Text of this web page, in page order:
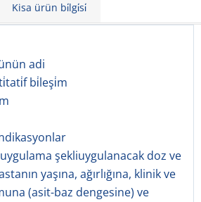
Kisa ürün bi̇lgi̇si̇
adi
bi̇leşi̇m
şekliuygulanacak doz ve
yaşına, ağırlığına, klinik ve
(asit-baz dengesine) ve